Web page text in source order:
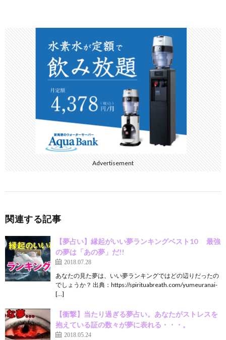
er
n
a
Advertisement
関連する記事
【夢占い】縁起がいい夢ランキングベスト10 最強
の夢は「あの夢」だ!!
2018.07.28
あなたの見た夢は、いい夢ランキングではどの辺りだったの
でしょうか？ 出典：https://spirituabreath.com/yumeuranai-
[…]
【衝撃】当たり過ぎる夢占い。あなたがストレスを
抱えている証の数々が夢に表れる・・・。
2018.05.24